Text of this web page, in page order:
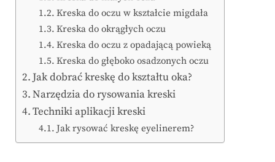
Kreska do oczu w kształcie migdała
Kreska do okrągłych oczu
Kreska do oczu z opadającą powieką
Kreska do głęboko osadzonych oczu
Jak dobrać kreskę do kształtu oka?
Narzędzia do rysowania kreski
Techniki aplikacji kreski
Jak rysować kreskę eyelinerem?